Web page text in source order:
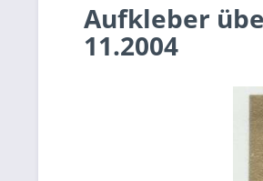
Aufkleber
11.2004